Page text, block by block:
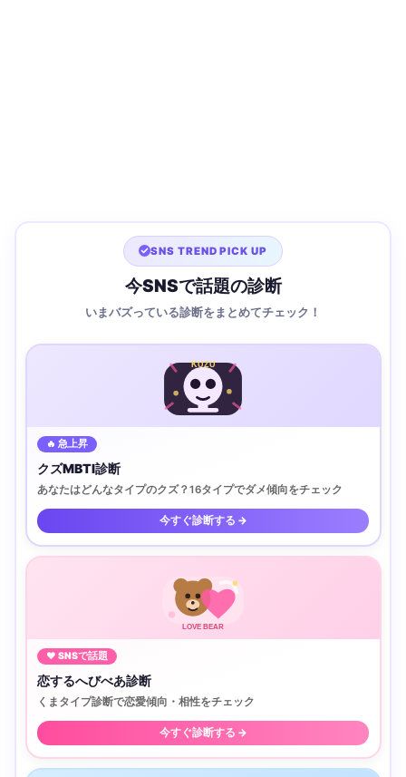
SNS TREND PICK UP
今SNSで話題の診断
いまバズっている診断をまとめてチェック！
KUZU
🔥 急上昇
クズMBTI診断
あなたはどんなタイプのクズ？16タイプでダメ傾向をチェック
今すぐ診断する →
LOVE BEAR
♥ SNSで話題
恋するへびべあ診断
くまタイプ診断で恋愛傾向・相性をチェック
今すぐ診断する →